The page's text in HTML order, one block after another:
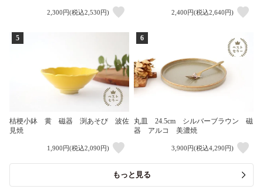
2,300円(税込2,530円) 2,400円(税込2,640円)
5
桔梗小鉢 黄 磁器 渕あそび 波佐
見焼
1,900円(税込2,090円)
6
丸皿 24.5cm シルバーブラウン 磁
器 アルコ 美濃焼
3,900円(税込4,290円)
もっと見る